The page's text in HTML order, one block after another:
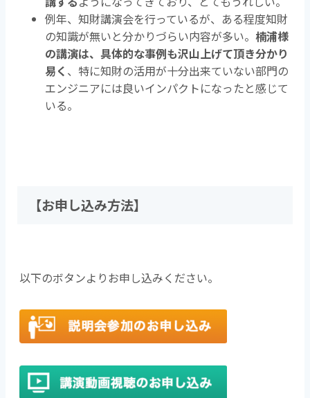
例年、知財講演会を行っているが、ある程度知財
の知識が無いと分かりづらい内容が多い。 楠浦様
の講演は、具体的な事例も沢山上げて頂き分かり
易く 、特に知財の活用が十分出来ていない部門の
エンジニアには良いインパクトになったと感じて
いる。
【お申し込み方法】
以下のボタンよりお申し込みください。